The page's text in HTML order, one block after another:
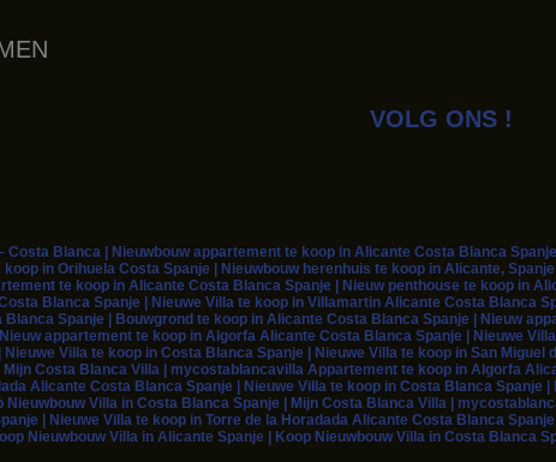
VOLG ONS !
Costa Blanca | Nieuwbouw appartement te koop in Alicante Costa Blanca
in Orihuela Costa Spanje | Nieuwbouw herenhuis te koop in Alicante,
te koop in Alicante Costa Blanca Spanje | Nieuw penthouse te koop in
Blanca Spanje | Nieuwe Villa te koop in Villamartin Alicante Costa Blanca
Spanje | Bouwgrond te koop in Alicante Costa Blanca Spanje | Nieuw
appartement te koop in Algorfa Alicante Costa Blanca Spanje | Nieuwe
Villa te koop in Costa Blanca Spanje | Nieuwe Villa te koop in San
Costa Blanca Villa | mycostablancavilla Appartement te koop in Algorfa
Alicante Costa Blanca Spanje | Nieuwe Villa te koop in Costa Blanca
Nieuwbouw Villa in Costa Blanca Spanje | Mijn Costa Blanca Villa |
| Nieuwe Villa te koop in Torre de la Horadada Alicante Costa Blanca
Nieuwbouw Villa in Alicante Spanje | Koop Nieuwbouw Villa in Costa Blanca